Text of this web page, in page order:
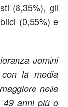
(8,35%), gli
(0,55%) e
uomini
la media
nella
49 anni più o